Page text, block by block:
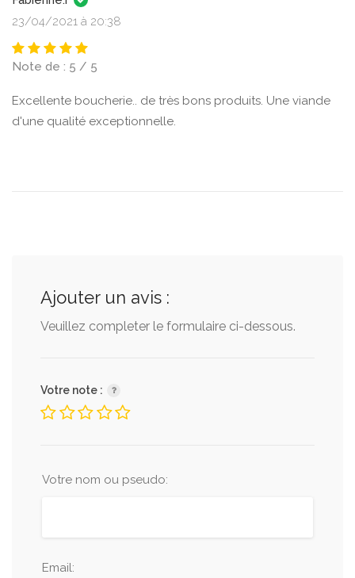
23/04/2021 à 20:38
Note de : 5 / 5
Excellente boucherie.. de très bons produits. Une viande
d'une qualité exceptionnelle.
Ajouter un avis :
Veuillez completer le formulaire ci-dessous.
Votre note :
Votre nom ou pseudo:
Email: